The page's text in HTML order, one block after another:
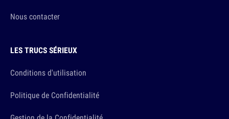
Nous contacter
LES TRUCS SÉRIEUX
Conditions d'utilisation
Politique de Confidentialité